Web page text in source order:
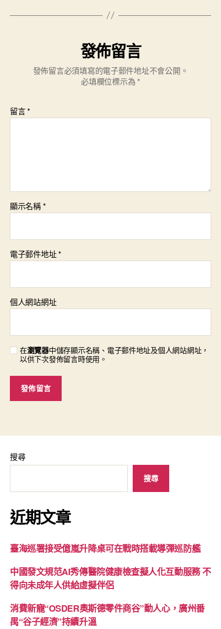
發佈留言
發佈留言必須填寫的電子郵件地址不會公開。
必填欄位標示為 *
留言*
顯示名稱*
電子郵件地址*
個人網站網址
在瀏覽器中儲存顯示名稱、電子郵件地址及個人網站網址，
以供下次發佈留言時使用。
搜尋
搜尋
近期文章
臺海巡署接受億嵐升降桌可在戰時搭載導彈巡防艦
中國發文規范AI秀傳醫院健康檢查擬人化互動服務 不
得向未成年人供給虛擬伴侶
消費新寵“OSDER奧斯德零件商谷”動人心，廣州番
禺“谷子經濟”持續升溫